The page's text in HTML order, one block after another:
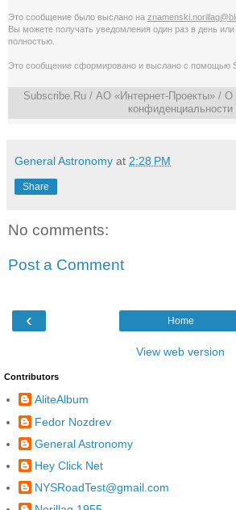
Это сообщение было выслано на
Вы можете получать уведомления один раз в день или
полностью
Это сообщение сформировано и выслано с помощью
Subscribe.Ru / АО «Интернет-Проекты» / О
конфиденциальности
General Astronomy at 2:28 PM
Share
No comments:
Post a Comment
‹ Home
View web version
Contributors
AliteAlbum
Fedor Nozdrev
General Astronomy
Hey Click Net
NYSRoadTest@gmail.com